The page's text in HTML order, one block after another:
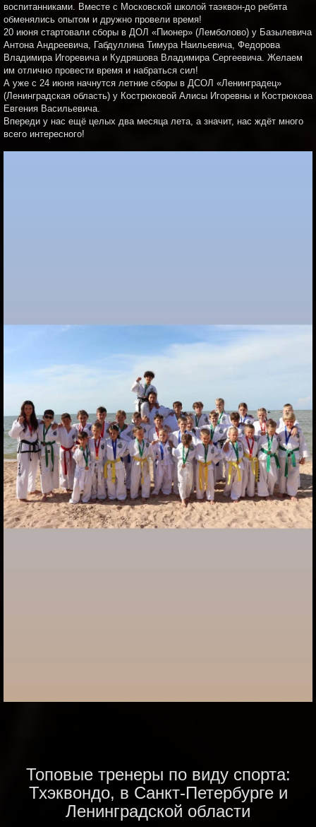
воспитанниками. Вместе с Московской школой таэквон-до ребята
обменялись опытом и дружно провели время!
20 июня стартовали сборы в ДОЛ «Пионер» (Лемболово) у Базылевича
Антона Андреевича, Габдуллина Тимура Наильевича, Федорова
Владимира Игоревича и Кудряшова Владимира Сергеевича. Желаем
им отлично провести время и набраться сил!
А уже с 24 июня начнутся летние сборы в ДСОЛ «Ленинградец»
(Ленинградская область) у Кострюковой Алисы Игоревны и Кострюкова
Евгения Васильевича.
Впереди у нас ещё целых два месяца лета, а значит, нас ждёт много
всего интересного!
Топовые тренеры по виду спорта:
Тхэквондо, в Санкт-Петербурге и
Ленинградской области